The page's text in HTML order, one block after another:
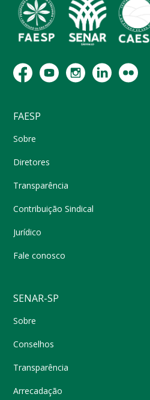
FAESP
Sobre
Diretores
Transparência
Contribuição Sindical
Jurídico
Fale conosco
SENAR-SP
Sobre
Conselhos
Transparência
Arrecadação